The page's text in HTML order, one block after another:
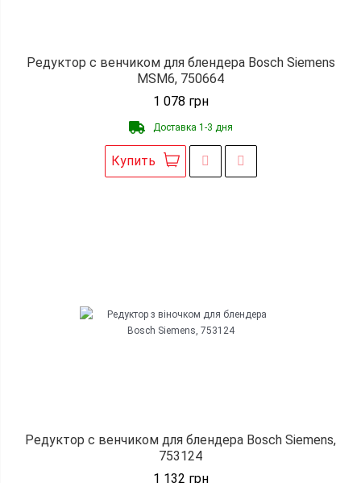
Редуктор с венчиком для блендера Bosch Siemens
MSM6, 750664
1 078грн
Доставка 1-3 дня
Купить
Редуктор с венчиком для блендера Bosch Siemens,
753124
1 132 грн